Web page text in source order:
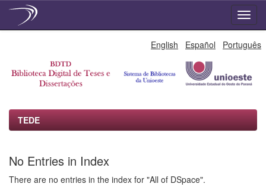
English Español Português
TEDE
No Entries in Index
There are no entries in the index for "All of DSpace".